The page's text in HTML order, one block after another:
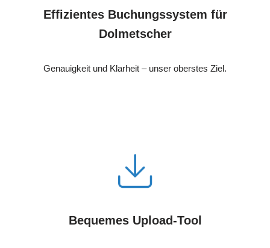
Effizientes Buchungssystem für
Dolmetscher
Genauigkeit und Klarheit – unser oberstes Ziel.
Bequemes Upload-Tool